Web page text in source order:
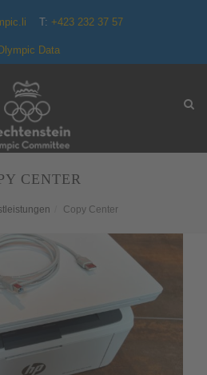
T: +423 232 37 57
Data
CENTER
Copy Center